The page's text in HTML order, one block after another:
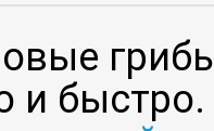
и быстро.